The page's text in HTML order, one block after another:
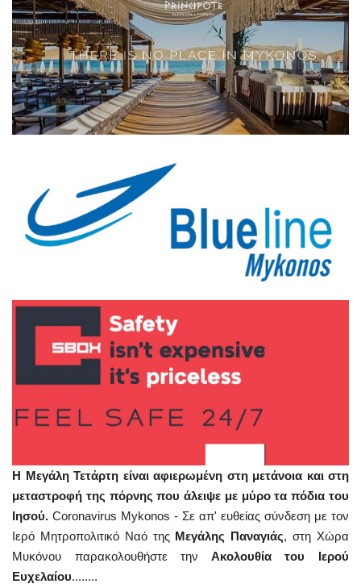
Γλώσσα
Ελληνικά English
Η Μεγάλη Τετάρτη είναι αφιερωμένη στη μετάνοια και στη
μεταστροφή της πόρνης που άλειψε με μύρο τα πόδια του
Ιησού. Coronavirus Mykonos - Σε απ' ευθείας σύνδεση με τον
Ιερό Μητροπολιτικό Ναό της Μεγάλης Παναγιάς, στη Χώρα
Μυκόνου παρακολουθήστε την Ακολουθία του Ιερού
Ευχελαίου........